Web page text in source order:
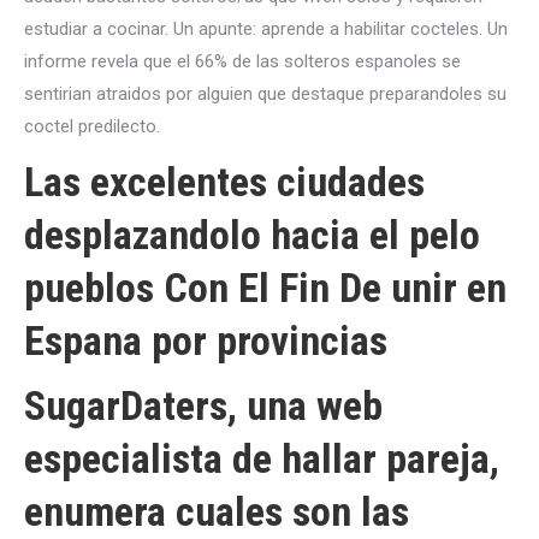
estudiar a cocinar. Un apunte: aprende a habilitar cocteles. Un
informe revela que el 66% de las solteros espanoles se
sentirian atraidos por alguien que destaque preparandoles su
coctel predilecto.
Las excelentes ciudades
desplazandolo hacia el pelo
pueblos Con El Fin De unir en
Espana por provincias
SugarDaters, una web
especialista de hallar pareja,
enumera cuales son las